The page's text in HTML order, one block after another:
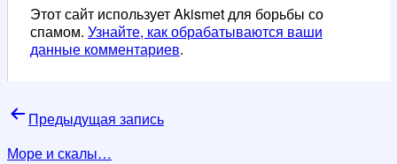
Этот сайт использует Akismet для борьбы со
спамом. Узнайте, как обрабатываются ваши
данные комментариев.
Навигация
по
Предыдущая запись
Море и скалы…